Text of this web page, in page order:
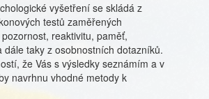
vyšetření se skládá z
testů zaměřených
reaktivitu, paměť,
dále taky z osobnostních dotazníků.
že Vás s výsledky seznámím a v
navrhnu vhodné metody k